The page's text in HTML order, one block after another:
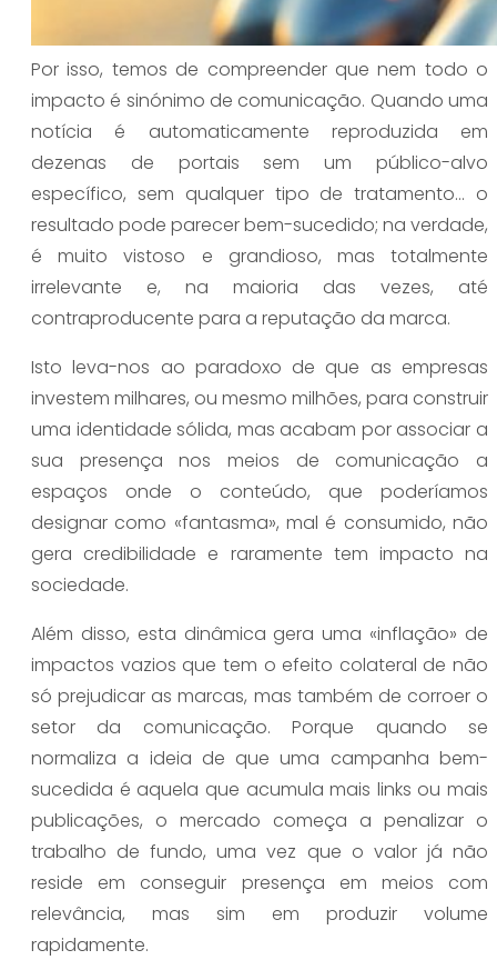
Por isso, temos de compreender que nem todo o
impacto é sinónimo de comunicação. Quando uma
notícia é automaticamente reproduzida em
dezenas de portais sem um público-alvo
específico, sem qualquer tipo de tratamento… o
resultado pode parecer bem-sucedido; na verdade,
é muito vistoso e grandioso, mas totalmente
irrelevante e, na maioria das vezes, até
contraproducente para a reputação da marca.
Isto leva-nos ao paradoxo de que as empresas
investem milhares, ou mesmo milhões, para construir
uma identidade sólida, mas acabam por associar a
sua presença nos meios de comunicação a
espaços onde o conteúdo, que poderíamos
designar como «fantasma», mal é consumido, não
gera credibilidade e raramente tem impacto na
sociedade.
Além disso, esta dinâmica gera uma «inflação» de
impactos vazios que tem o efeito colateral de não
só prejudicar as marcas, mas também de corroer o
setor da comunicação. Porque quando se
normaliza a ideia de que uma campanha bem-
sucedida é aquela que acumula mais links ou mais
publicações, o mercado começa a penalizar o
trabalho de fundo, uma vez que o valor já não
reside em conseguir presença em meios com
relevância, mas sim em produzir volume
rapidamente.